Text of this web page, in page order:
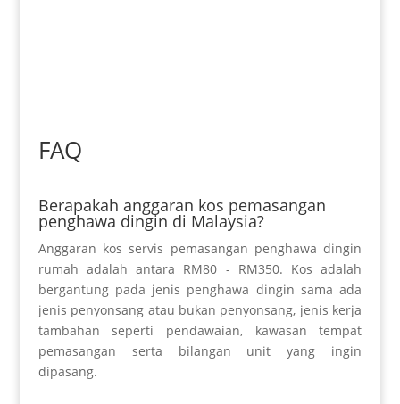
FAQ
Berapakah anggaran kos pemasangan
penghawa dingin di Malaysia?
Anggaran kos servis pemasangan penghawa dingin
rumah adalah antara RM80 - RM350. Kos adalah
bergantung pada jenis penghawa dingin sama ada
jenis penyonsang atau bukan penyonsang, jenis kerja
tambahan seperti pendawaian, kawasan tempat
pemasangan serta bilangan unit yang ingin
dipasang.